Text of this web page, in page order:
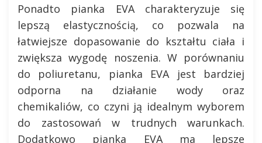
Ponadto pianka EVA charakteryzuje się
lepszą elastycznością, co pozwala na
łatwiejsze dopasowanie do kształtu ciała i
zwiększa wygodę noszenia. W porównaniu
do poliuretanu, pianka EVA jest bardziej
odporna na działanie wody oraz
chemikaliów, co czyni ją idealnym wyborem
do zastosowań w trudnych warunkach.
Dodatkowo pianka EVA ma lepsze